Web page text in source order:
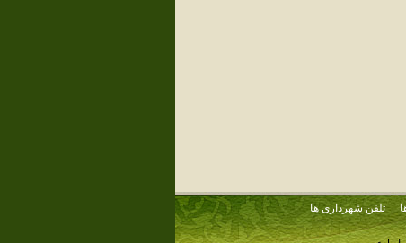
تلفن شهرداری ها